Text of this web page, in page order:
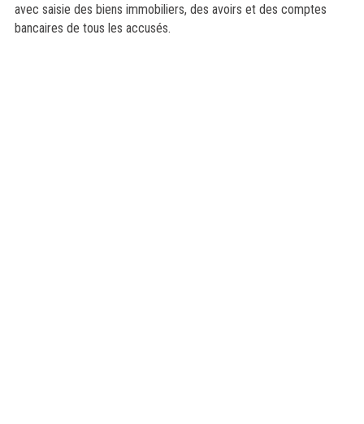
avec saisie des biens immobiliers, des avoirs et des comptes
bancaires de tous les accusés.